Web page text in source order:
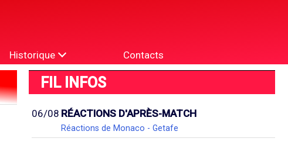
Historique Contacts
FIL INFOS
06/08 RÉACTIONS D'APRÈS-MATCH
Réactions de Monaco - Getafe